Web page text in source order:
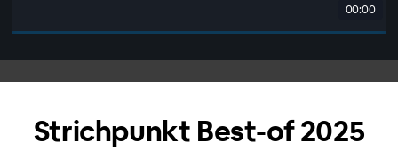
00:00
Strichpunkt Best-of 2025